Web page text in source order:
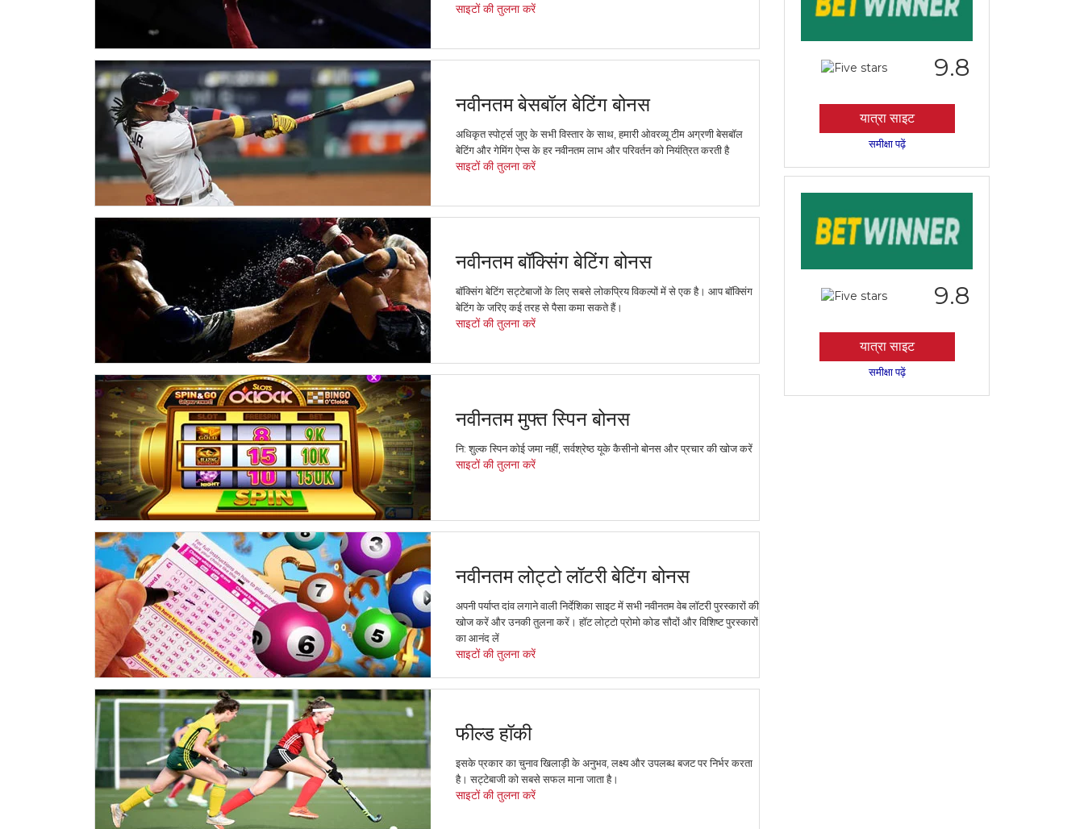
साइटों की तुलना करें
नवीनतम बेसबॉल बेटिंग बोनस
अधिकृत स्पोर्ट्स जुए के सभी विस्तार के साथ, हमारी ओवरव्यू टीम अग्रणी बेसबॉल
बेटिंग और गेमिंग ऐप्स के हर नवीनतम लाभ और परिवर्तन को नियंत्रित करती है
साइटों की तुलना करें
नवीनतम बॉक्सिंग बेटिंग बोनस
बॉक्सिंग बेटिंग सट्टेबाजों के लिए सबसे लोकप्रिय विकल्पों में से एक है। आप बॉक्सिंग
बेटिंग के जरिए कई तरह से पैसा कमा सकते हैं।
साइटों की तुलना करें
नवीनतम मुफ्त स्पिन बोनस
नि: शुल्क स्पिन कोई जमा नहीं, सर्वश्रेष्ठ यूके कैसीनो बोनस और प्रचार की खोज करें
साइटों की तुलना करें
नवीनतम लोट्टो लॉटरी बेटिंग बोनस
अपनी पर्याप्त दांव लगाने वाली निर्देशिका साइट में सभी नवीनतम वेब लॉटरी पुरस्कारों की
खोज करें और उनकी तुलना करें। हॉट लोट्टो प्रोमो कोड सौदों और विशिष्ट पुरस्कारों
का आनंद लें
साइटों की तुलना करें
फील्ड हॉकी
इसके प्रकार का चुनाव खिलाड़ी के अनुभव, लक्ष्य और उपलब्ध बजट पर निर्भर करता
है। सट्टेबाजी को सबसे सफल माना जाता है।
साइटों की तुलना करें
9.8
यात्रा साइट
समीक्षा पढ़ें
9.8
यात्रा साइट
समीक्षा पढ़ें